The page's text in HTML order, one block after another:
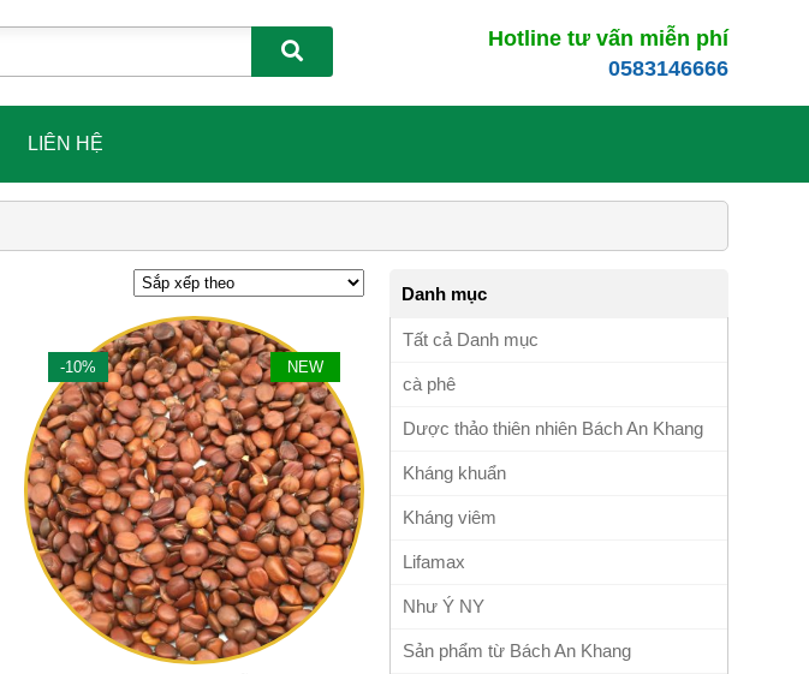
Hotline tư vấn miễn phí
0583146666
LIÊN HỆ
-10% NEW
Danh mục
Tất cả Danh mục
cà phê
Dược thảo thiên nhiên Bách An Khang
Kháng khuẩn
Kháng viêm
Lifamax
Như Ý NY
Sản phẩm từ Bách An Khang